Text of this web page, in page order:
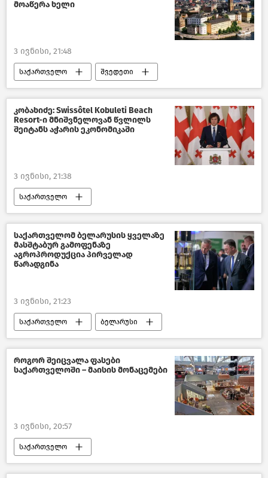
მოაწერა ხელი
3 ივნისი, 21:48
საქართველო შვედეთი
გარემოს დაცვისა და სოფლის მეურნეობის სამინისტრო
საქართველოს სოფლის მეურნეობა
ახალი ამბები
კობახიძე: Swissôtel Kobuleti Beach
Resort-ი მნიშვნელოვან წვლილს
შეიტანს აჭარის ეკონომიკაში
3 ივნისი, 21:38
საქართველო
საქართველოს მთავრობა
აჭარის მთავრობა
საქართველოს ეკონომიკა
საქართველოს ეკონომიკისა და მდგრადი განვითარების სამინისტრო
საქართველომ ბელარუსის ყველაზე
მასშტაბურ გამოფენაზე
აგროპროდუქცია პირველად
წარადგინა
3 ივნისი, 21:23
საქართველო ბელარუსი
გარემოს დაცვისა და სოფლის მეურნეობის სამინისტრო
საქართველოს სოფლის მეურნეობა
საზოგადოება
როგორ შეიცვალა ფასები
საქართველოში – მაისის მონაცემები
3 ივნისი, 20:57
საქართველო
საქართველოს ეკონომიკა საქსტატი